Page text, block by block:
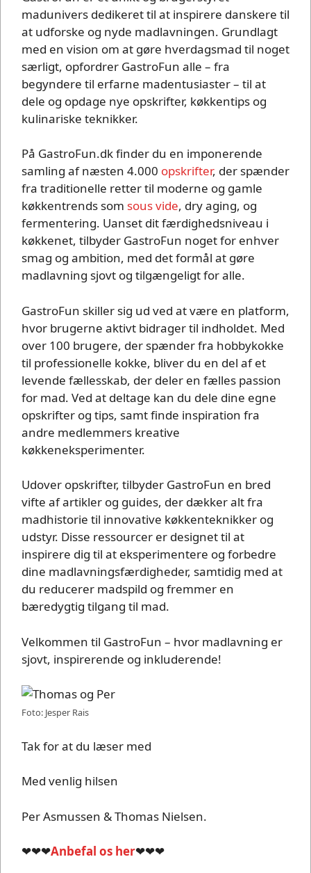
madunivers dedikeret til at inspirere danskere til
at udforske og nyde madlavningen. Grundlagt
med en vision om at gøre hverdagsmad til noget
særligt, opfordrer GastroFun alle – fra
begyndere til erfarne madentusiaster – til at
dele og opdage nye opskrifter, køkkentips og
kulinariske teknikker.
På GastroFun.dk finder du en imponerende
samling af næsten 4.000 opskrifter, der spænder
fra traditionelle retter til moderne og gamle
køkkentrends som sous vide, dry aging, og
fermentering. Uanset dit færdighedsniveau i
køkkenet, tilbyder GastroFun noget for enhver
smag og ambition, med det formål at gøre
madlavning sjovt og tilgængeligt for alle.
GastroFun skiller sig ud ved at være en platform,
hvor brugerne aktivt bidrager til indholdet. Med
over 100 brugere, der spænder fra hobbykokke
til professionelle kokke, bliver du en del af et
levende fællesskab, der deler en fælles passion
for mad. Ved at deltage kan du dele dine egne
opskrifter og tips, samt finde inspiration fra
andre medlemmers kreative
køkkeneksperimenter.
Udover opskrifter, tilbyder GastroFun en bred
vifte af artikler og guides, der dækker alt fra
madhistorie til innovative køkkenteknikker og
udstyr. Disse ressourcer er designet til at
inspirere dig til at eksperimentere og forbedre
dine madlavningsfærdigheder, samtidig med at
du reducerer madspild og fremmer en
bæredygtig tilgang til mad.
Velkommen til GastroFun – hvor madlavning er
sjovt, inspirerende og inkluderende!
Foto: Jesper Rais
Tak for at du læser med
Med venlig hilsen
Per Asmussen & Thomas Nielsen.
❤❤❤Anbefal os her❤❤❤